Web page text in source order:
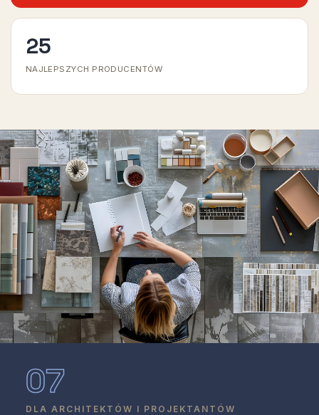
25
NAJLEPSZYCH PRODUCENTÓW
07
DLA ARCHITEKTÓW I PROJEKTANTÓW